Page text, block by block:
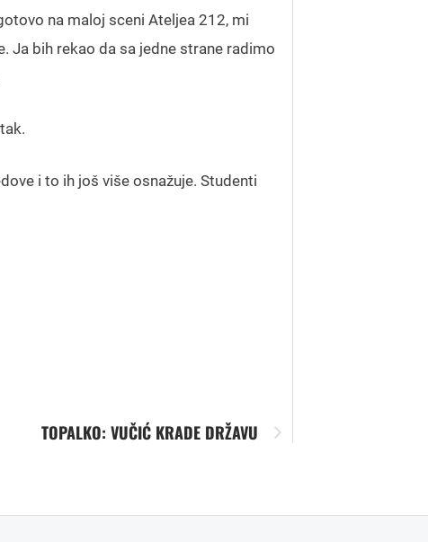
na maloj sceni Ateljea 212, mi
Ja bih rekao da sa jedne strane radimo
i to ih još više osnažuje. Studenti
TOPALKO: VUČIĆ KRADE DRŽAVU